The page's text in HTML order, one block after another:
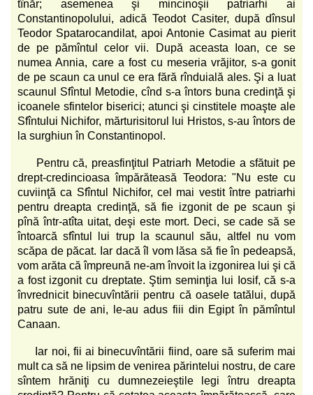
tînăr; asemenea şi mincinoşii patriarhi ai
Constantinopolului, adică Teodot Casiter, după dînsul
Teodor Spatarocandilat, apoi Antonie Casimat au pierit
de pe pămîntul celor vii. După aceasta Ioan, ce se
numea Annia, care a fost cu meseria vrăjitor, s-a gonit
de pe scaun ca unul ce era fără rînduială ales. Şi a luat
scaunul Sfîntul Metodie, cînd s-a întors buna credinţă şi
icoanele sfintelor biserici; atunci şi cinstitele moaşte ale
Sfîntului Nichifor, mărturisitorul lui Hristos, s-au întors de
la surghiun în Constantinopol.
Pentru că, preasfinţitul Patriarh Metodie a sfătuit pe
drept-credincioasa împărăteasă Teodora: "Nu este cu
cuviinţă ca Sfîntul Nichifor, cel mai vestit între patriarhi
pentru dreapta credinţă, să fie izgonit de pe scaun şi
pînă într-atîta uitat, deşi este mort. Deci, se cade să se
întoarcă sfîntul lui trup la scaunul său, altfel nu vom
scăpa de păcat. Iar dacă îl vom lăsa să fie în pedeapsă,
vom arăta că împreună ne-am învoit la izgonirea lui şi că
a fost izgonit cu dreptate. Ştim seminţia lui Iosif, că s-a
învrednicit binecuvîntării pentru că oasele tatălui, după
patru sute de ani, le-au adus fiii din Egipt în pămîntul
Canaan.
Iar noi, fii ai binecuvîntării fiind, oare să suferim mai
mult ca să ne lipsim de venirea părintelui nostru, de care
sîntem hrăniţi cu dumnezeieştile legi întru dreapta